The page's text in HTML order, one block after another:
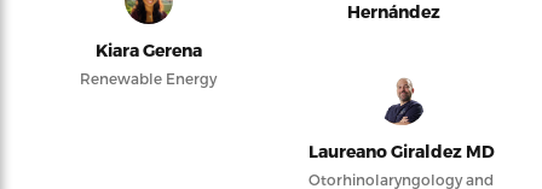
Kiara Gerena
Renewable Energy
Hernández
Laureano Giraldez MD
Otorhinolaryngology and